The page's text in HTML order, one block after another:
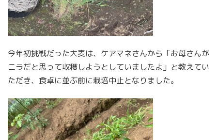
今年初挑戦だった大麦は、ケアマネさんから「お母さんが
ニラだと思って収穫しようとしていましたよ」と教えてい
ただき、食卓に並ぶ前に栽培中止となりました。